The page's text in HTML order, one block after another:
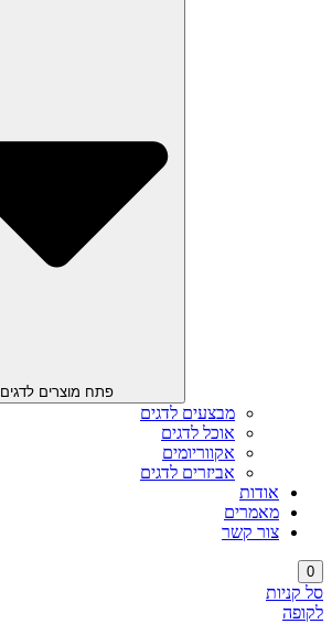
פתח מוצרים לדגים
מבצעים לדגים
אוכל לדגים
אקווריומים
אביזרים לדגים
אודות
מאמרים
צור קשר
0
סל קניות
לקופה